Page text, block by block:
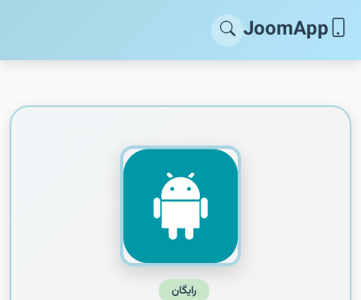
JoomApp
رایگان